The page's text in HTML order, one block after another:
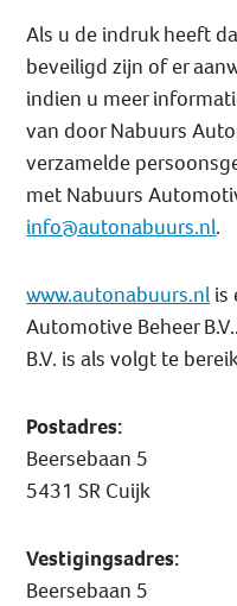
Als u de indruk heeft
beveiligd zijn of er
indien u meer
van door Nabuurs
verzamelde
met Nabuurs
info@autonabuurs.nl.
www.autonabuurs.nl is
Automotive Beheer
B.V. is als volgt te
Postadres:
Beersebaan 5
5431 SR Cuijk
Vestigingsadres:
Beersebaan 5